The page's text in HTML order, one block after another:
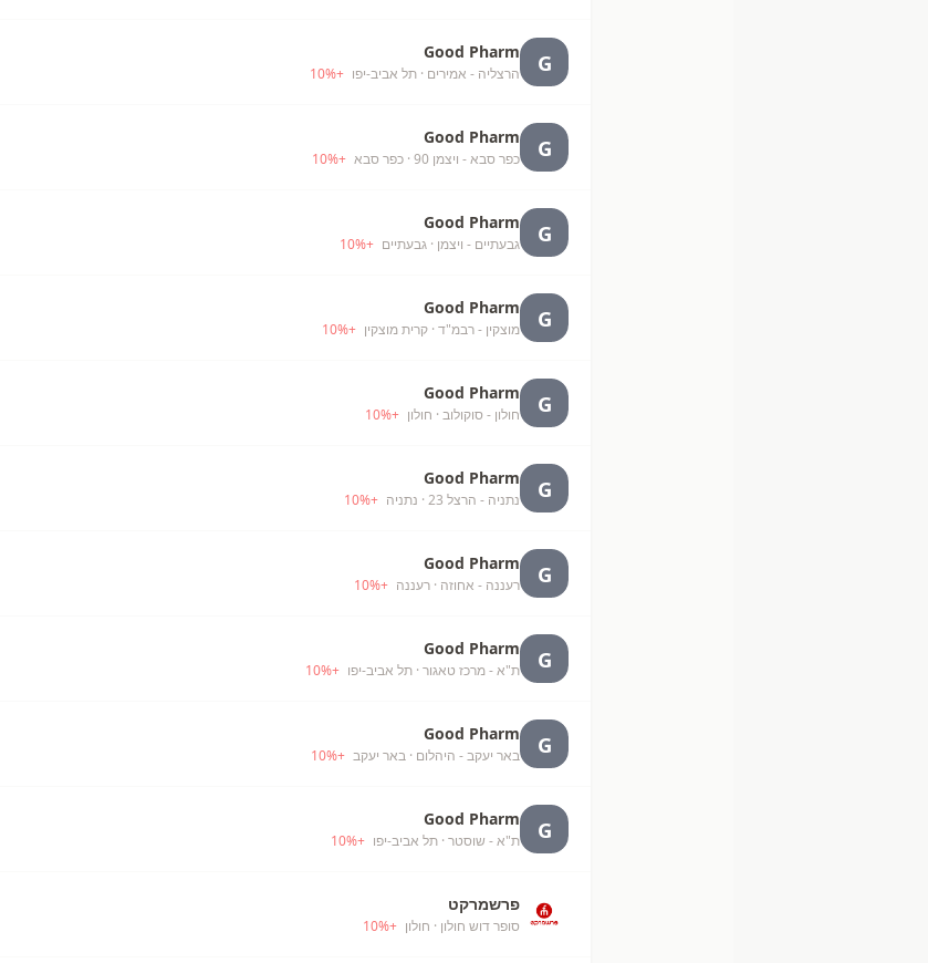
G
Good Pharm
הרצליה - אמירים · תל אביב-יפו +
10%
G
Good Pharm
כפר סבא - ויצמן 90 · כפר סבא +
10%
G
Good Pharm
גבעתיים - ויצמן · גבעתיים +
10%
G
Good Pharm
מוצקין - רבמ"ד · קרית מוצקין +
10%
G
Good Pharm
חולון - סוקולוב · חולון +
10%
G
Good Pharm
נתניה - הרצל 23 · נתניה +
10%
G
Good Pharm
רעננה - אחוזה · רעננה +
10%
G
Good Pharm
ת"א - מרכז טאגור · תל אביב-יפו +
10%
G
Good Pharm
באר יעקב - היהלום · באר יעקב +
10%
G
Good Pharm
ת"א - שוסטר · תל אביב-יפו +
10%
פרשמרקט
סופר דוש חולון · חולון +
10%